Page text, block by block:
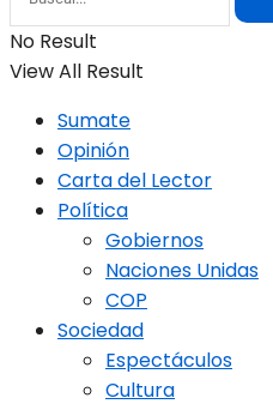
No Result
View All Result
Sumate
Opinión
Carta del Lector
Política
Gobiernos
Naciones Unidas
COP
Sociedad
Espectáculos
Cultura